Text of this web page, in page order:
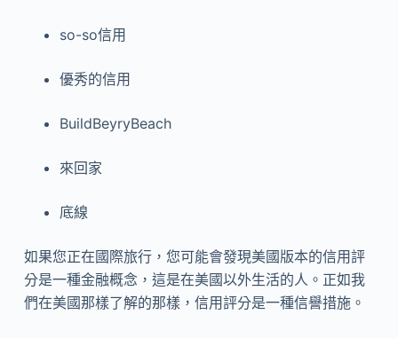
so-so信用
優秀的信用
BuildBeyryBeach
來回家
底線
如果您正在國際旅行，您可能會發現美國版本的信用評
分是一種金融概念，這是在美國以外生活的人。正如我
們在美國那樣了解的那樣，信用評分是一種信譽措施。